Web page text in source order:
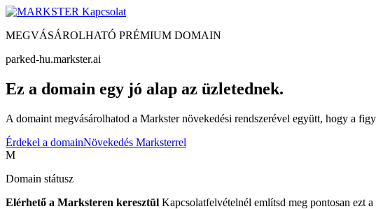
Kapcsolat
MEGVÁSÁROLHATÓ PRÉMIUM DOMAIN
parked-hu.markster.ai
Ez a domain egy jó alap az üzletednek.
A domaint megvásárolhatod a Markster növekedési rendszerével együtt, hogy a
Érdekel a domainNövekedés Marksterrel
M
Domain státusz
Elérhető a Marksteren keresztül Kapcsolatfelvételnél említsd meg pontosan ezt